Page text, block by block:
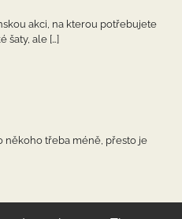
akci, na kterou potřebujete
šaty, ale […]
někoho třeba méně, přesto je